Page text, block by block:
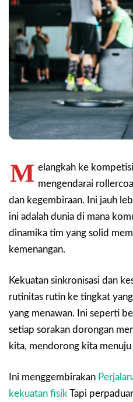
M elangkah ke
mengendarai
dan kegembiraan. Ini jauh
ini adalah dunia di mana
dinamika tim yang solid
kemenangan.
Kekuatan sinkronisasi dan
rutinitas rutin ke tingkat
yang menawan. Ini seperti
setiap sorakan dorongan
kita, mendorong kita
Ini menggembirakan
kekuatan fisik Tapi